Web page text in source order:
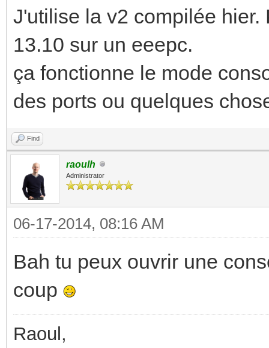
J'utilise la v2 compilée
13.10 sur un eeepc.
ça fonctionne le mode
des ports ou quelques
Find
raoulh
Administrator
06-17-2014, 08:16 AM
Bah tu peux ouvrir une
coup
Raoul,